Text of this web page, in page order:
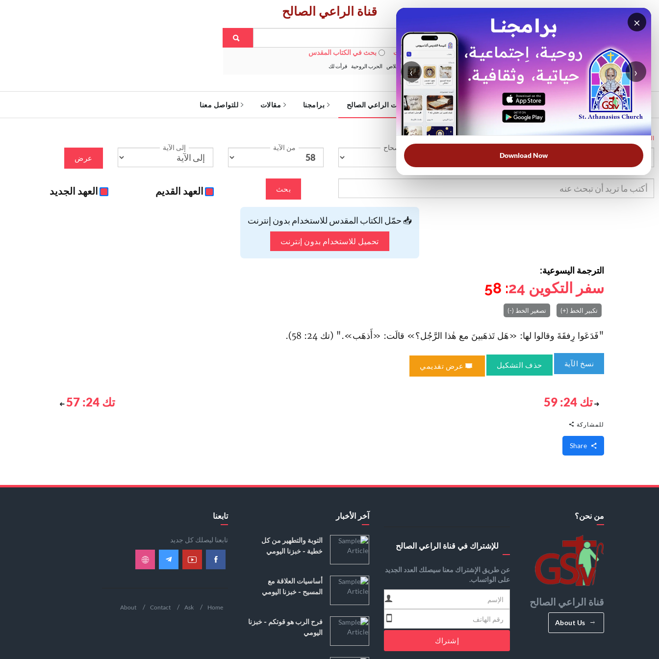
×
‹ ›
Download Now
قناة الراعي الصالح
بحث في الويبسايت بحث في الكتاب المقدس
الأكثر بحثًا: خبزنا اليومي الخلاص الحرب الروحية قرأت لك
الرئيسية خدمات الراعي الصالح برامجنا مقالات للتواصل معنا
الرئيسية
الإصحاح من الآية إلى الآية
عرض
بحث العهد القديم العهد الجديد
📥 حمّل الكتاب المقدس للاستخدام بدون إنترنت
تحميل للاستخدام بدون إنترنت
الترجمة اليسوعية:
سفر التكوين 24
: 58
تكبير الخط (+) تصغير الخط (-)
"فَدَعَوا رِفقَةَ وقالوا لها: «هَل تَذهَبينَ مع هٰذا الرَّجُل؟» قالَت: «أَذهَب»." (تك 24: 58).
نسخ الآية حذف التشكيل عرض تقديمي
تك 24: 59 تك 24: 57
للمشاركة
من نحن؟
قناة الراعي الصالح
About Us
للإشتراك في قناة الراعي الصالح
عن طريق الإشتراك معنا سيصلك العدد الجديد
على الواتساب.
إشتراك
آخر الأخبار
التوبة والتطهير من كل
خطية - خبزنا اليومي
أساسيات العلاقة مع
المسيح - خبزنا اليومي
فرح الرب هو قوتكم - خبزنا
اليومي
تابعنا
تابعنا ليصلك كل جديد
Home
Ask
Contact
About